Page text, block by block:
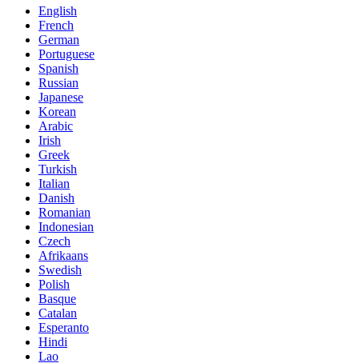
English
French
German
Portuguese
Spanish
Russian
Japanese
Korean
Arabic
Irish
Greek
Turkish
Italian
Danish
Romanian
Indonesian
Czech
Afrikaans
Swedish
Polish
Basque
Catalan
Esperanto
Hindi
Lao